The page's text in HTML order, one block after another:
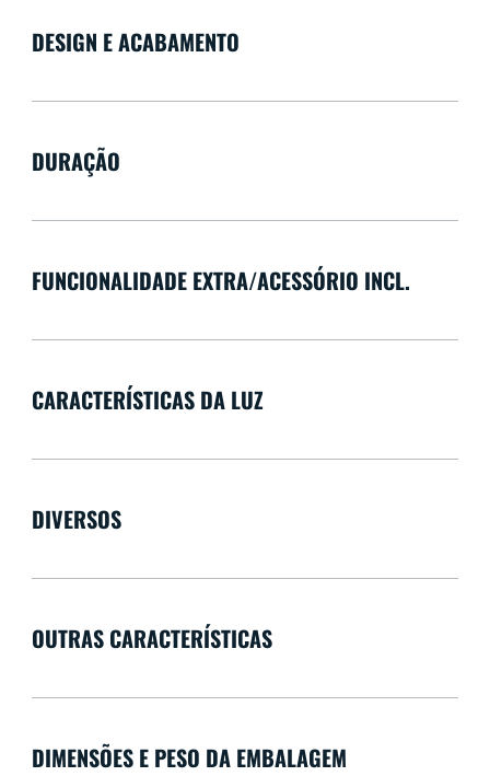
DESIGN E ACABAMENTO
DURAÇÃO
FUNCIONALIDADE EXTRA/ACESSÓRIO INCL.
CARACTERÍSTICAS DA LUZ
DIVERSOS
OUTRAS CARACTERÍSTICAS
DIMENSÕES E PESO DA EMBALAGEM